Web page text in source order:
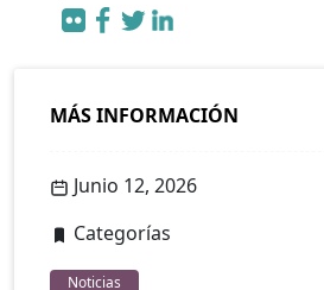
MÁS INFORMACIÓN
Junio 12, 2026
Categorías
Noticias